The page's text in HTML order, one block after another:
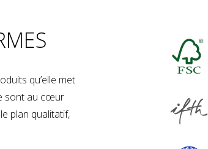
qu’elle met
sont au cœur
plan qualitatif,